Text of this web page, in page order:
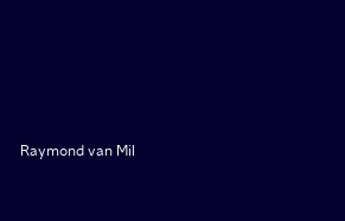
Raymond van Mil